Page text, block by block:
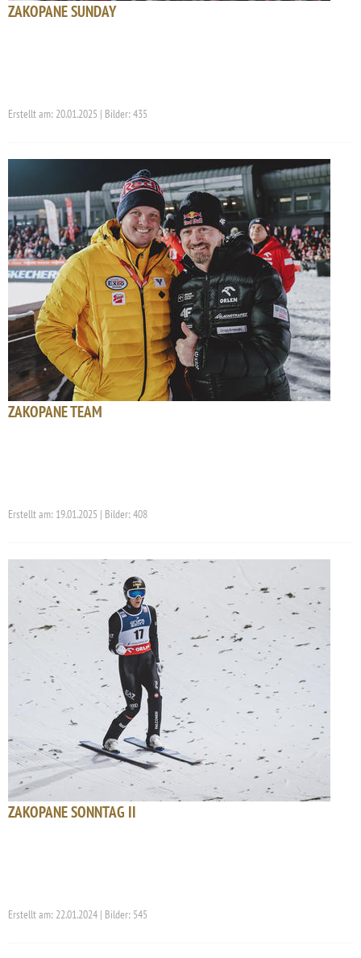
ZAKOPANE SUNDAY
Erstellt am: 20.01.2025 | Bilder: 435
ZAKOPANE TEAM
Erstellt am: 19.01.2025 | Bilder: 408
ZAKOPANE SONNTAG II
Erstellt am: 22.01.2024 | Bilder: 545